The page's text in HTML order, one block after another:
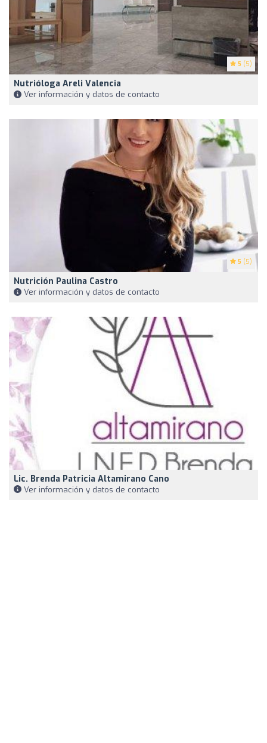
5 (5)
Nutrióloga Areli Valencia
Ver información y datos de contacto
5 (5)
Nutrición Paulina Castro
Ver información y datos de contacto
Lic. Brenda Patricia Altamirano Cano
Ver información y datos de contacto